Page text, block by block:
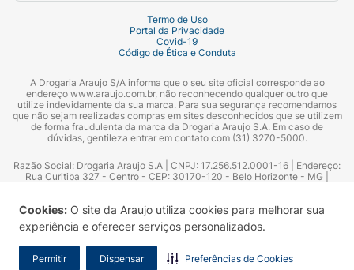
Cookies: O site da Araujo utiliza cookies para melhorar sua
experiência e oferecer serviços personalizados.
Permitir Dispensar Preferências de Cookies
Termo de Uso
Portal da Privacidade
Covid-19
Código de Ética e Conduta
A Drogaria Araujo S/A informa que o seu site oficial corresponde ao
endereço www.araujo.com.br, não reconhecendo qualquer outro que
utilize indevidamente da sua marca. Para sua segurança recomendamos
que não sejam realizadas compras em sites desconhecidos que se utilizem
de forma fraudulenta da marca da Drogaria Araujo S.A. Em caso de
dúvidas, gentileza entrar em contato com (31) 3270-5000.
Razão Social: Drogaria Araujo S.A | CNPJ: 17.256.512.0001-16 | Endereço:
Rua Curitiba 327 - Centro - CEP: 30170-120 - Belo Horizonte - MG |
Azevedo Guimarães – CRF 10.965 | Yasmin Silva Alvarenga – CRF 52.584 -
Consultor substituto: Thiago Aguiar Pinheiro - CRF Nº 13.748. Alvará
Sanitário: 2025020713 | Autorização de Funcionamento da Empresa (AFE):